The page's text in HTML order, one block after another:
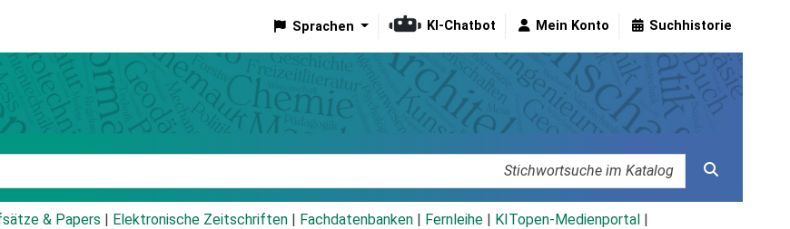
Sprachen KI-Chatbot Mein Konto Suchhistorie
& Papers Elektronische Zeitschriften Fachdatenbanken Fernleihe KITopen-Medienportal